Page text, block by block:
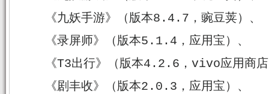
《九妖手游》（版本8.4.7，豌豆荚）、
《录屏师》（版本5.1.4，应用宝）、
《T3出行》（版本4.2.6，vivo应用商
《剧丰收》（版本2.0.3，应用宝）、